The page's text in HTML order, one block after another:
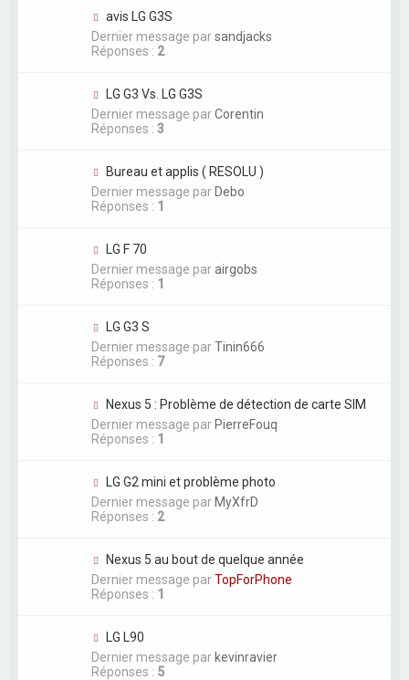
avis LG G3S
Dernier message parsandjacks
Réponses : 2
LG G3 Vs. LG G3S
Dernier message parCorentin
Réponses : 3
Bureau et applis ( RESOLU )
Dernier message parDebo
Réponses : 1
LG F 70
Dernier message parairgobs
Réponses : 1
LG G3 S
Dernier message parTinin666
Réponses : 7
Nexus 5 : Problème de détection de carte SIM
Dernier message parPierreFouq
Réponses : 1
LG G2 mini et problème photo
Dernier message parMyXfrD
Réponses : 2
Nexus 5 au bout de quelque année
Dernier message parTopForPhone
Réponses : 1
LG L90
Dernier message parkevinravier
Réponses : 5